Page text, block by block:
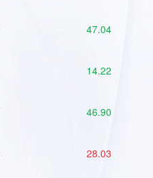
47.04
14.22
46.90
28.03